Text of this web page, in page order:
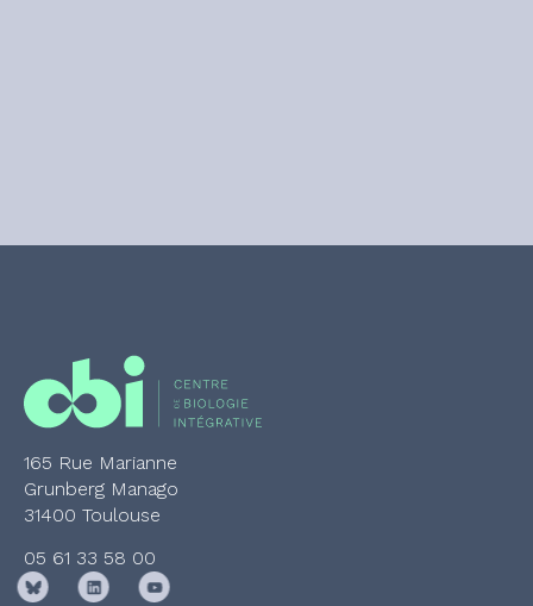
165 Rue Marianne
Grunberg Manago
31400 Toulouse
05 61 33 58 00